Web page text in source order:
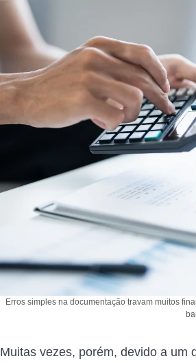
Erros simples na documentação travam muitos
Muitas vezes, porém, devido a um